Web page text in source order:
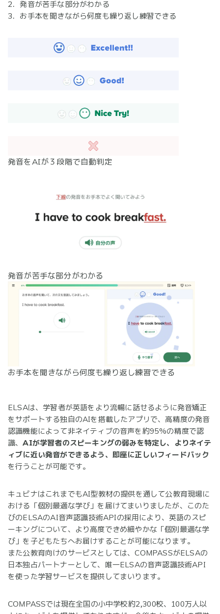
2．発音が苦手な部分がわかる
3．お手本を聞きながら何度も繰り返し練習できる
発音をAIが３段階で自動判定
発音が苦手な部分がわかる
お手本を聞きながら何度も繰り返し練習できる
ELSAは、学習者が英語をより流暢に話せるように発音矯正
をサポートする独自のAIを搭載したアプリで、高精度の発音
認識機能によって非ネイティブの音声を約95%の精度で認
識、AIが学習者のスピーキングの弱みを特定し、よりネイテ
ィブに近い発音ができるよう、即座に正しいフィードバック
を行うことが可能です。
キュビナはこれまでもAI型教材の提供を通して公教育現場に
おける「個別最適な学び」を届けてまいりましたが、このた
びのELSAのAI音声認識技術APIの採用により、英語のスピ
ーキングについて、より高度できめ細やかな「個別最適な学
び」を子どもたちへお届けすることが可能になります。
また公教育向けのサービスとしては、COMPASSがELSAの
日本独占パートナーとして、唯一ELSAの音声認識技術API
を使った学習サービスを提供してまいります。
COMPASSでは現在全国の小中学校約2,300校、100万人以